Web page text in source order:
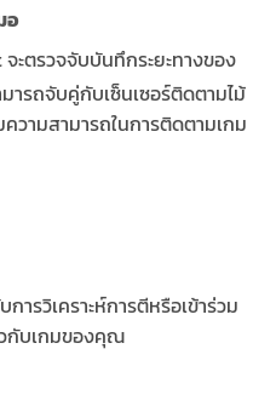
อ
ะตรวจจับบันทึกระยะทางของ
ารถจับคู่กับเซ็นเซอร์ติดตามไม้
วามสามารถในการติดตามเกม
รวิเคราะห์การตีหรือเข้าร่วม
กับเกมของคุณ